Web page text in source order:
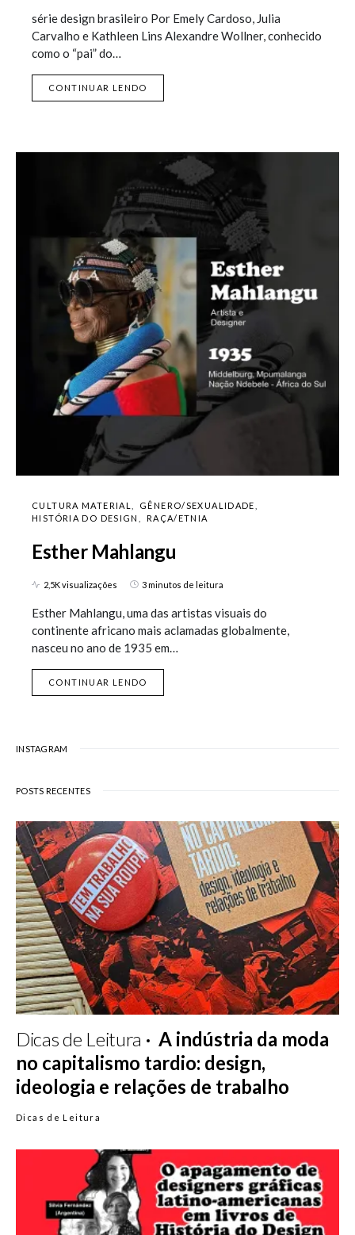
série design brasileiro Por Emely Cardoso, Julia
Carvalho e Kathleen Lins Alexandre Wollner, conhecido
como o “pai” do…
CONTINUAR LENDO
CULTURA MATERIAL
GÊNERO/SEXUALIDADE
HISTÓRIA DO DESIGN
RAÇA/ETNIA
Esther Mahlangu
2,5K visualizações 3 minutos de leitura
Esther Mahlangu, uma das artistas visuais do
continente africano mais aclamadas globalmente,
nasceu no ano de 1935 em…
CONTINUAR LENDO
INSTAGRAM
POSTS RECENTES
Dicas de Leitura
A indústria da moda
no capitalismo tardio: design,
ideologia e relações de trabalho
Dicas de Leitura